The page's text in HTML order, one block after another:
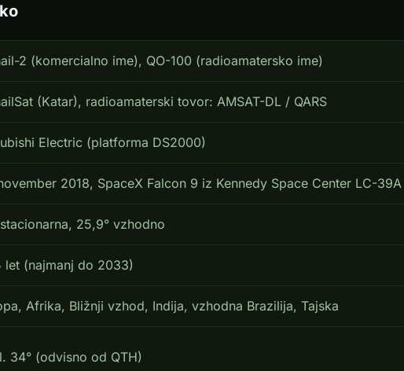
2 (komercialno ime), QO-100 (radioamatersko ime)
(Katar), radioamaterski tovor: AMSAT-DL / QARS
Electric (platforma DS2000)
2018, SpaceX Falcon 9 iz Kennedy Space Center LC-39A
25,9° vzhodno
let (najmanj do 2033)
Afrika, Bližnji vzhod, Indija, vzhodna Brazilija, Tajska
34° (odvisno od QTH)